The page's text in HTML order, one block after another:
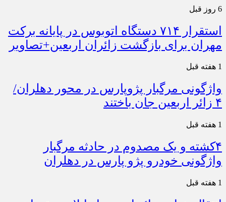
6 روز قبل
استقرار ۷۱۴ دستگاه اتوبوس در پایانه برکت
مهران برای بازگشت زائران اربعین+تصاویر
1 هفته قبل
واژگونی مرگبار پژوپارس در محور دهلران/
۴ زائر اربعین جان باختند
1 هفته قبل
۴کشته و یک مصدوم در حادثه مرگبار
واژگونی خودرو پژو پارس در دهلران
1 هفته قبل